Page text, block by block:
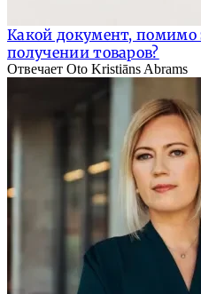
Какой документ, помимо
получении товаров?
Отвечает Oto Kristiāns Abrams